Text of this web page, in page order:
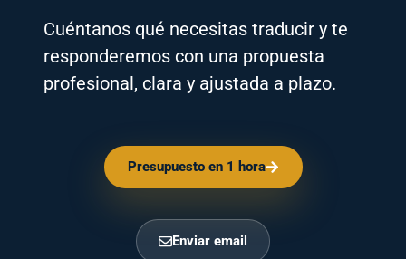
PRESUPUESTO CLARO ANTES DE EMPEZAR
Traducciones